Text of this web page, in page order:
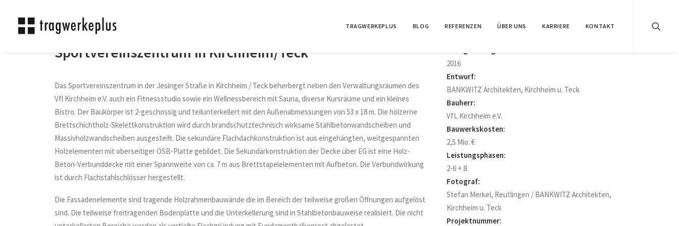
TRAGWERKEPLUS BLOG REFERENZEN ÜBER UNS KARRIERE KONTAKT
Sportvereinszentrum in Kirchheim/Teck
Das Sportvereinszentrum in der Jesinger Straße in Kirchheim / Teck beherbergt neben den Verwaltungsräumen des
Vfl Kirchheim e.V. auch ein Fitnessstudio sowie ein Wellnessbereich mit Sauna, diverse Kursräume und ein kleines
Bistro. Der Baukörper ist 2-geschossig und teilunterkellert mit den Außenabmessungen von 53 x 18 m. Die hölzerne
Brettschichtholz-Skelettkonstruktion wird durch brandschutztechnisch wirksame Stahlbetonwandscheiben und
Massivholzwandscheiben ausgesteift. Die sekundäre Flachdachkonstruktion ist aus eingehängten, weitgespannten
Holzelementen mit oberseitiger OSB-Platte gebildet. Die Sekundärkonstruktion der Decke über EG ist eine Holz-
Beton-Verbunddecke mit einer Spannweite von ca. 7 m aus Brettstapelelementen mit Aufbeton. Die Verbundwirkung
ist durch Flachstahlschlösser hergestellt.
Die Fassadenelemente sind tragende Holzrahmenbauwände die im Bereich der teilweise großen Öffnungen aufgelöst
sind. Die teilweise freitragenden Bodenplatte und die Unterkellerung sind in Stahlbetonbauweise realisiert. Die nicht
2016
Entwurf:
BANKWITZ Architekten, Kirchheim u. Teck
Bauherr:
VfL Kirchheim e.V.
Bauwerkskosten:
2,5 Mio. €
Leistungsphasen:
2-6 + 8
Fotograf:
Stefan Merkel, Reutlingen / BANKWITZ Architekten,
Kirchheim u. Teck
Projektnummer: